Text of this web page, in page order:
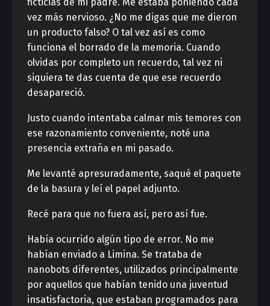
vez más nervioso. ¿No me digas que me dieron
un producto falso? O tal vez así es como
funciona el borrado de la memoria. Cuando
olvidas por completo un recuerdo, tal vez ni
siquiera te das cuenta de que ese recuerdo
desapareció.
Justo cuando intentaba calmar mis temores con
ese razonamiento conveniente, noté una
presencia extraña en mi pasado.
Me levanté apresuradamente, saqué el paquete
de la basura y leí el papel adjunto.
Recé para que no fuera así, pero así fue.
Había ocurrido algún tipo de error. No me
habían enviado a Limina. Se trataba de
nanobots diferentes, utilizados principalmente
por aquellos que habían tenido una juventud
insatisfactoria, que estaban programados para